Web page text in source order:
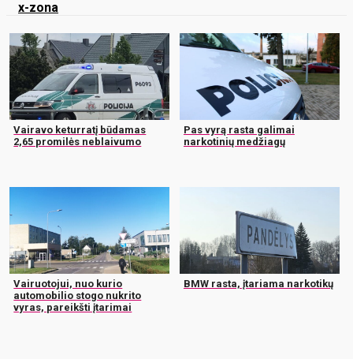
x-zona
Vairavo keturratį būdamas
2,65 promilės neblaivumo
Pas vyrą rasta galimai
narkotinių medžiagų
Vairuotojui, nuo kurio
automobilio stogo nukrito
vyras, pareikšti įtarimai
BMW rasta, įtariama narkotikų